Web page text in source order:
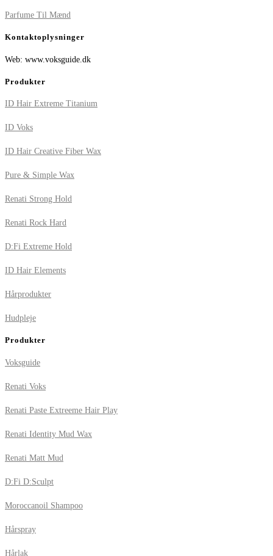
Parfume Til Mænd
Kontaktoplysninger
Web: www.voksguide.dk
Produkter
ID Hair Extreme Titanium
ID Voks
ID Hair Creative Fiber Wax
Pure & Simple Wax
Renati Strong Hold
Renati Rock Hard
D:Fi Extreme Hold
ID Hair Elements
Hårprodukter
Hudpleje
Produkter
Voksguide
Renati Voks
Renati Paste Extreeme Hair Play
Renati Identity Mud Wax
Renati Matt Mud
D:Fi D:Sculpt
Moroccanoil Shampoo
Hårspray
Hårlak